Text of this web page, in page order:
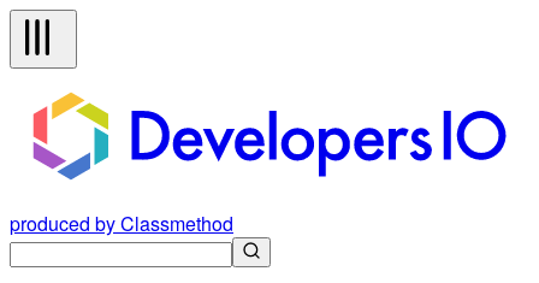
produced by Classmethod